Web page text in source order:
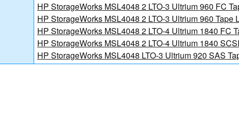
讯日报
日报
报
讯日报
日报
HP StorageWorks MSL4048 2 LTO-3 Ultrium 960 FC
HP StorageWorks MSL4048 2 LTO-3 Ultrium 960 Tape
HP StorageWorks MSL4048 2 LTO-4 Ultrium 1840 FC
HP StorageWorks MSL4048 2 LTO-4 Ultrium 1840
HP StorageWorks MSL4048 LTO-3 Ultrium 920 SAS